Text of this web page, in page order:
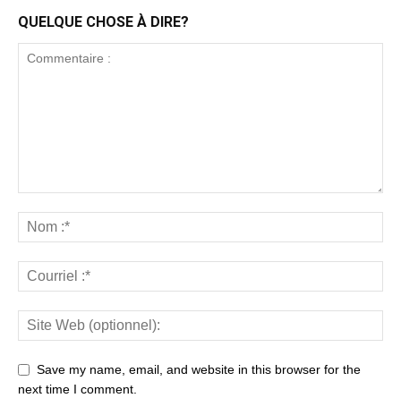
QUELQUE CHOSE À DIRE?
Save my name, email, and website in this browser for the
next time I comment.